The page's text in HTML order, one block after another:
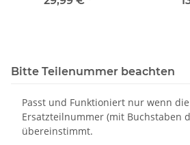
Bitte Teilenummer beachten
Passt und Funktioniert nur wenn
Ersatzteilnummer (mit Buchstaben
übereinstimmt.